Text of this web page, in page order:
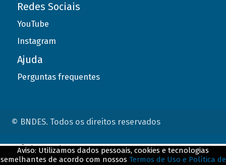
Redes Sociais
YouTube
Instagram
Ajuda
Perguntas frequentes
© BNDES. Todos os direitos reservados
Aviso: Utilizamos dados pessoais, cookies e tecnologias
semelhantes de acordo com nossos Termos de Uso e Política de
ConteÃºdo complementar